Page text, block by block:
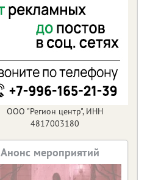
ООО "Регион центр", ИНН
4817003180
Анонс мероприятий